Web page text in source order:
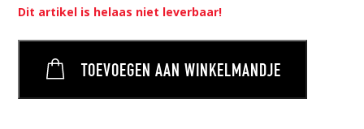
Dit artikel is helaas niet leverbaar!
TOEVOEGEN AAN WINKELMANDJE